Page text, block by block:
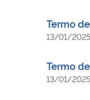
Termo
13/01/2025
Termo
13/01/2025